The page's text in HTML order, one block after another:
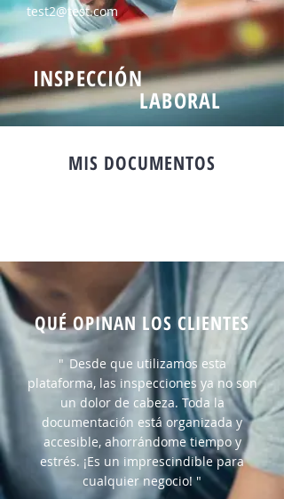
test2@test.com
INSPECCIÓN
LABORAL
MIS DOCUMENTOS
QUÉ OPINAN LOS CLIENTES
" Desde que utilizamos esta
plataforma, las inspecciones ya no son
un dolor de cabeza. Toda la
documentación está organizada y
accesible, ahorrándome tiempo y
estrés. ¡Es un imprescindible para
cualquier negocio! "